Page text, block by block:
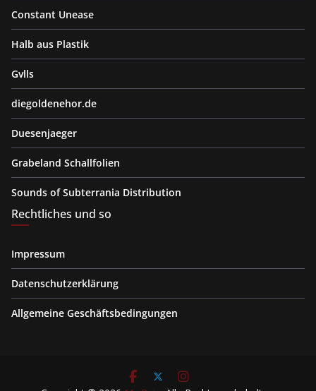
Constant Unease
Halb aus Plastik
Gvlls
diegoldenehor.de
Duesenjaeger
Grabeland Schallfolien
Sounds of Subterrania Distribution
Rechtliches und so
Impressum
Datenschutzerklärung
Allgemeine Geschäftsbedingungen